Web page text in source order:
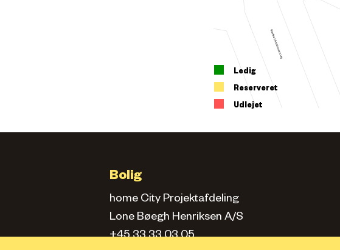
Ledig
Reserveret
Udlejet
Bolig
home City Projektafdeling
Lone Bøegh Henriksen A/S
+45 33 33 03 05